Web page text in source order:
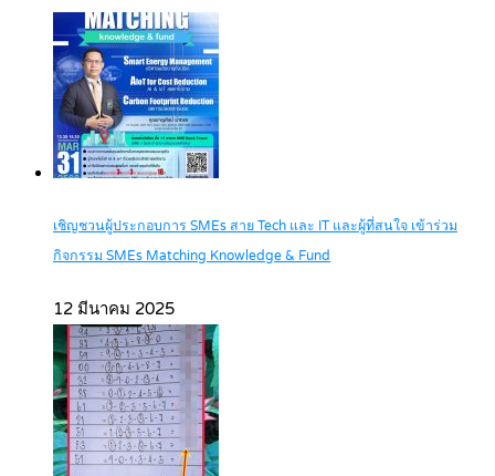
เชิญชวนผู้ประกอบการ SMEs สาย Tech และ IT และผู้ที่สนใจ เข้าร่วม
กิจกรรม SMEs Matching Knowledge & Fund
12 มีนาคม 2025